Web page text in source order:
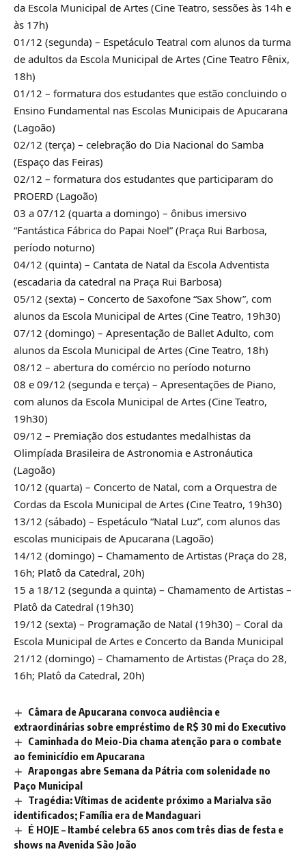
da Escola Municipal de Artes (Cine Teatro, sessões às 14h e
às 17h)
01/12 (segunda) – Espetáculo Teatral com alunos da turma
de adultos da Escola Municipal de Artes (Cine Teatro Fênix,
18h)
01/12 – formatura dos estudantes que estão concluindo o
Ensino Fundamental nas Escolas Municipais de Apucarana
(Lagoão)
02/12 (terça) – celebração do Dia Nacional do Samba
(Espaço das Feiras)
02/12 – formatura dos estudantes que participaram do
PROERD (Lagoão)
03 a 07/12 (quarta a domingo) – ônibus imersivo
“Fantástica Fábrica do Papai Noel” (Praça Rui Barbosa,
período noturno)
04/12 (quinta) – Cantata de Natal da Escola Adventista
(escadaria da catedral na Praça Rui Barbosa)
05/12 (sexta) – Concerto de Saxofone “Sax Show”, com
alunos da Escola Municipal de Artes (Cine Teatro, 19h30)
07/12 (domingo) – Apresentação de Ballet Adulto, com
alunos da Escola Municipal de Artes (Cine Teatro, 18h)
08/12 – abertura do comércio no período noturno
08 e 09/12 (segunda e terça) – Apresentações de Piano,
com alunos da Escola Municipal de Artes (Cine Teatro,
19h30)
09/12 – Premiação dos estudantes medalhistas da
Olimpíada Brasileira de Astronomia e Astronáutica
(Lagoão)
10/12 (quarta) – Concerto de Natal, com a Orquestra de
Cordas da Escola Municipal de Artes (Cine Teatro, 19h30)
13/12 (sábado) – Espetáculo “Natal Luz”, com alunos das
escolas municipais de Apucarana (Lagoão)
14/12 (domingo) – Chamamento de Artistas (Praça do 28,
16h; Platô da Catedral, 20h)
15 a 18/12 (segunda a quinta) – Chamamento de Artistas –
Platô da Catedral (19h30)
19/12 (sexta) – Programação de Natal (19h30) – Coral da
Escola Municipal de Artes e Concerto da Banda Municipal
21/12 (domingo) – Chamamento de Artistas (Praça do 28,
16h; Platô da Catedral, 20h)
Câmara de Apucarana convoca audiência e
extraordinárias sobre empréstimo de R$ 30 mi do Executivo
Caminhada do Meio-Dia chama atenção para o combate
ao feminicídio em Apucarana
Arapongas abre Semana da Pátria com solenidade no
Paço Municipal
Tragédia: Vítimas de acidente próximo a Marialva são
identificados; Família era de Mandaguari
É HOJE – Itambé celebra 65 anos com três dias de festa e
shows na Avenida São João